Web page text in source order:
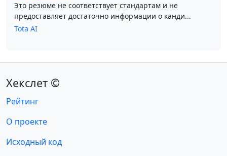
Это резюме не соответствует стандартам и не
предоставляет достаточно информации о канди...
Tota AI
Хекслет ©
Рейтинг
О проекте
Исходный код